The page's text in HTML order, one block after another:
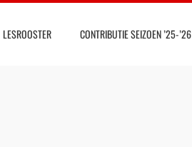
LESROOSTER CONTRIBUTIE SEIZOEN ’25-’26